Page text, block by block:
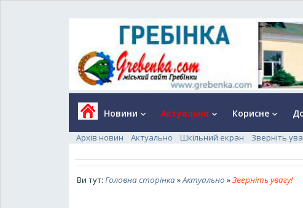
Новини keyboard_arrow_down Актуально keyboard_arrow_down Корисне keyboard_arrow_down
Архів новин Актуально Шкільний екран Зверніть
Ви тут: Головна сторінка»Актуально »Зверніть увагу!